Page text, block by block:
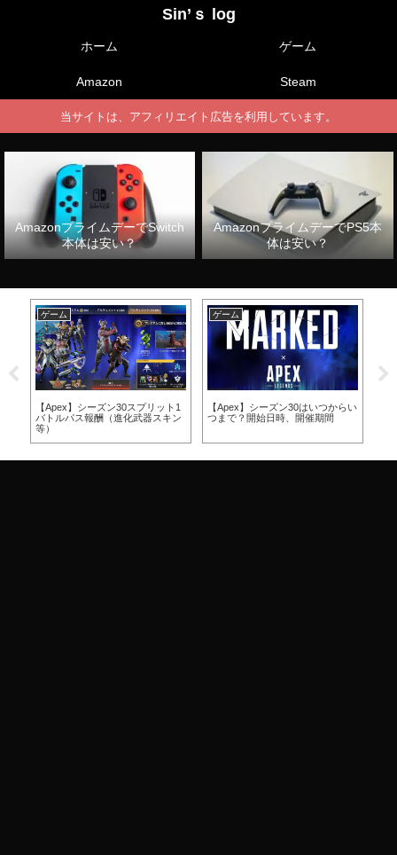
Sin’ｓ log
ホーム ゲーム
Amazon Steam
当サイトは、アフィリエイト広告を利用しています。
AmazonプライムデーでSwitch
本体は安い？
AmazonプライムデーでPS5本
体は安い？
ゲーム
【Apex】シーズン30スプリット1
バトルパス報酬（進化武器スキン
等）
ゲーム
【Apex】シーズン30はいつからい
つまで？開始日時、開催期間